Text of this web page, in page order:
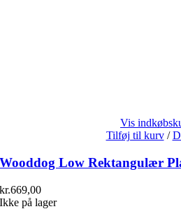
Vis
Tilføj til kurv /
Wooddog Low Rektangulær
kr.669,00
Ikke på lager